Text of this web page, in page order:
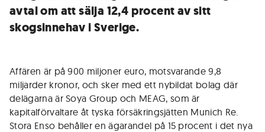
avtal om att sälja 12,4 procent av sitt
skogsinnehav i Sverige.
Affären är på 900 miljoner euro, motsvarande 9,8
miljarder kronor, och sker med ett nybildat bolag där
delägarna är Soya Group och MEAG, som är
kapitalförvaltare åt tyska försäkringsjätten Munich Re.
Stora Enso behåller en ägarandel på 15 procent i det nya